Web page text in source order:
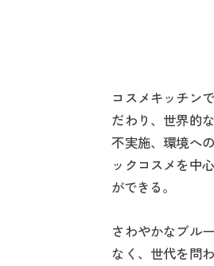
コスメキッチン
だわり、世界的
不実施、環境へ
ックコスメを中
ができる。
さわやかなブル
なく、世代を問